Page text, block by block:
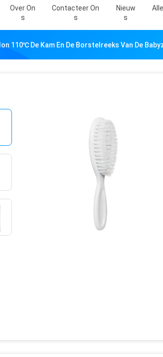
Over On
S
Contacteer On
S
Nieuw
S
110℃ De Kam En De Borstelreeks Van De